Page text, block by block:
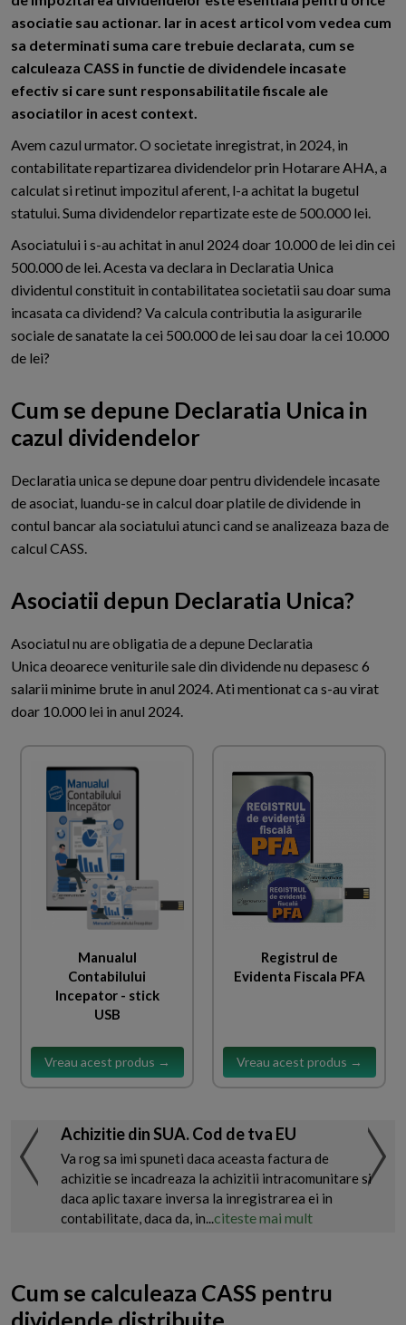
asociatie sau actionar. Iar in acest articol vom vedea cum
sa determinati suma care trebuie declarata, cum se
calculeaza CASS in functie de dividendele incasate
efectiv si care sunt responsabilitatile fiscale ale
asociatilor in acest context.
Avem cazul urmator. O societate inregistrat, in 2024, in
contabilitate repartizarea dividendelor prin Hotarare AHA, a
calculat si retinut impozitul aferent, l-a achitat la bugetul
statului. Suma dividendelor repartizate este de 500.000 lei.
Asociatului i s-au achitat in anul 2024 doar 10.000 de lei din cei
500.000 de lei. Acesta va declara in Declaratia Unica
dividentul constituit in contabilitatea societatii sau doar suma
incasata ca dividend? Va calcula contributia la asigurarile
sociale de sanatate la cei 500.000 de lei sau doar la cei 10.000
de lei?
Cum se depune Declaratia Unica in
cazul dividendelor
Declaratia unica se depune doar pentru dividendele incasate
de asociat, luandu-se in calcul doar platile de dividende in
contul bancar ala sociatului atunci cand se analizeaza baza de
calcul CASS.
Asociatii depun Declaratia Unica?
Asociatul nu are obligatia de a depune Declaratia
Unica deoarece veniturile sale din dividende nu depasesc 6
salarii minime brute in anul 2024. Ati mentionat ca s-au virat
doar 10.000 lei in anul 2024.
Manualul
Contabilului
Incepator - stick
USB
Vreau acest produs →
Registrul de
Evidenta Fiscala PFA
Vreau acest produs →
Achizitie din SUA. Cod de tva EU
Va rog sa imi spuneti daca aceasta factura de
achizitie se incadreaza la achizitii intracomunitare si
daca aplic taxare inversa la inregistrarea ei in
contabilitate, daca da, in...citeste mai mult
Cum se calculeaza CASS pentru